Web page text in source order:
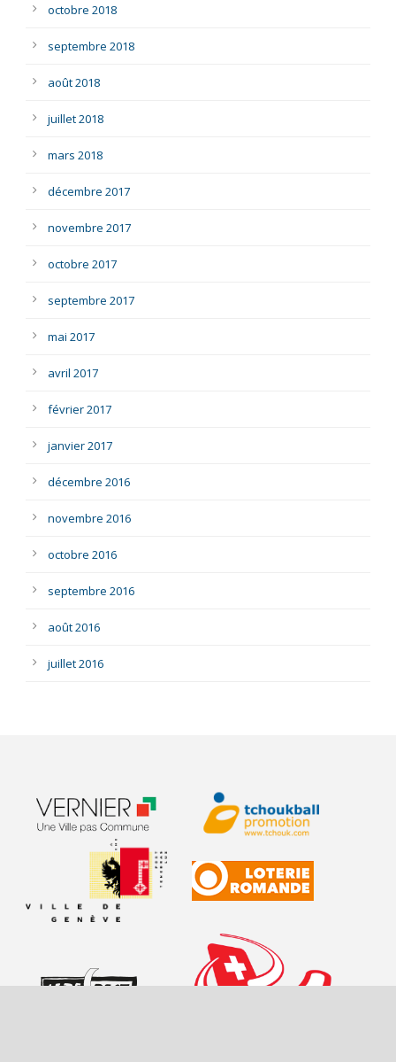
octobre 2018
septembre 2018
août 2018
juillet 2018
mars 2018
décembre 2017
novembre 2017
octobre 2017
septembre 2017
mai 2017
avril 2017
février 2017
janvier 2017
décembre 2016
novembre 2016
octobre 2016
septembre 2016
août 2016
juillet 2016